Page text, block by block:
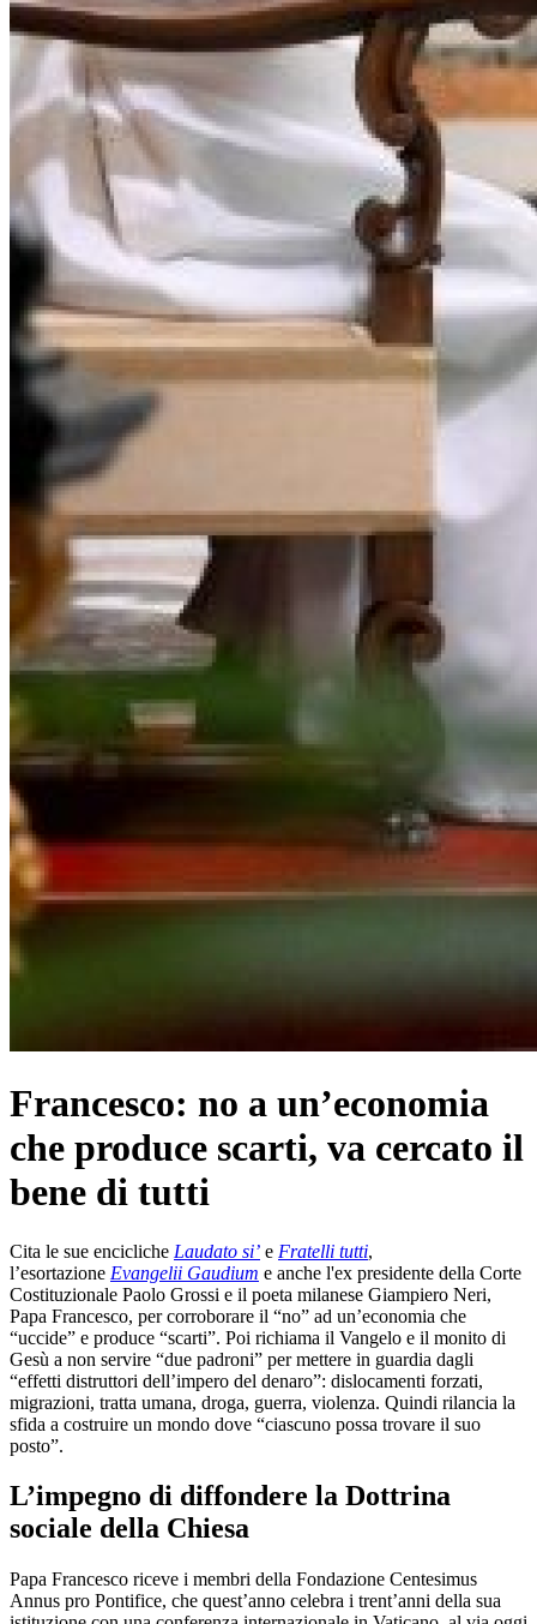
Francesco: no a un’economia
che produce scarti, va cercato il
bene di tutti
Cita le sue encicliche Laudato si’ e Fratelli tutti,
l’esortazione Evangelii Gaudium e anche l'ex presidente della Corte
Costituzionale Paolo Grossi e il poeta milanese Giampiero Neri,
Papa Francesco, per corroborare il “no” ad un’economia che
“uccide” e produce “scarti”. Poi richiama il Vangelo e il monito di
Gesù a non servire “due padroni” per mettere in guardia dagli
“effetti distruttori dell’impero del denaro”: dislocamenti forzati,
migrazioni, tratta umana, droga, guerra, violenza. Quindi rilancia la
sfida a costruire un mondo dove “ciascuno possa trovare il suo
posto”.
L’impegno di diffondere la Dottrina
sociale della Chiesa
Papa Francesco riceve i membri della Fondazione Centesimus
Annus pro Pontifice, che quest’anno celebra i trent’anni della sua